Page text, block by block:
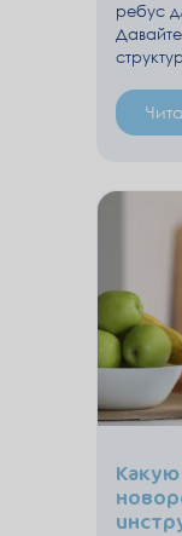
ребус